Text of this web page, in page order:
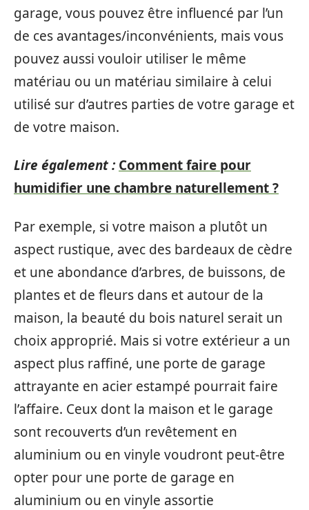
garage, vous pouvez être influencé par l’un
de ces avantages/inconvénients, mais vous
pouvez aussi vouloir utiliser le même
matériau ou un matériau similaire à celui
utilisé sur d’autres parties de votre garage et
de votre maison.
Lire également : Comment faire pour
humidifier une chambre naturellement ?
Par exemple, si votre maison a plutôt un
aspect rustique, avec des bardeaux de cèdre
et une abondance d’arbres, de buissons, de
plantes et de fleurs dans et autour de la
maison, la beauté du bois naturel serait un
choix approprié. Mais si votre extérieur a un
aspect plus raffiné, une porte de garage
attrayante en acier estampé pourrait faire
l’affaire. Ceux dont la maison et le garage
sont recouverts d’un revêtement en
aluminium ou en vinyle voudront peut-être
opter pour une porte de garage en
aluminium ou en vinyle assortie